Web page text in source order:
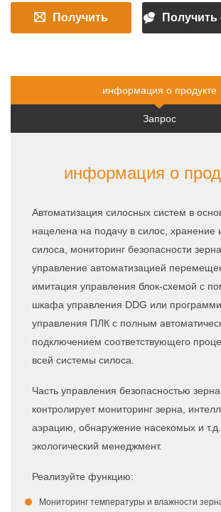
Получить
предложение
Получить
информация о продукте
Запрос
информация о
Автоматизация силосных систем в
нацелена на подачу в силос, хранение
силоса, мониторинг безопасности
управление автоматизацией
имитация управления блок-схемой с
шкафа управления DDG или
управления ПЛК с полным
подключением соответствующего
всей системы силоса.
Часть управления безопасностью
контролирует мониторинг зерна,
аэрацию, обнаружение насекомых и
экологический менеджмент.
Реализуйте функцию:
Мониторинг температуры и влажности